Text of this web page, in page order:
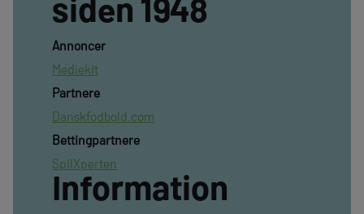
Annoncer
Mediekit
Partnere
Danskfodbold.com
Bettingpartnere
SpilXperten
Information